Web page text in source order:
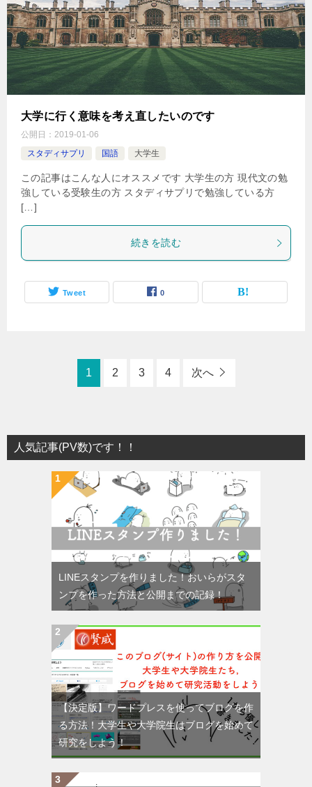
大学に行く意味を考え直したいのです
公開日： 2019-01-06
スタディサプリ
国語 大学生
この記事はこんな人にオススメです 大学生の方 現代文の勉
強している受験生の方 スタディサプリで勉強している方
[…]
続きを読む
Tweet 0
1 2 3 4 次へ
人気記事(PV数)です！！
LINEスタンプを作りました！おいらがスタ
ンプを作った方法と公開までの記録！
【決定版】ワードプレスを使ってブログを作
る方法！大学生や大学院生はブログを始めて
研究をしよう！